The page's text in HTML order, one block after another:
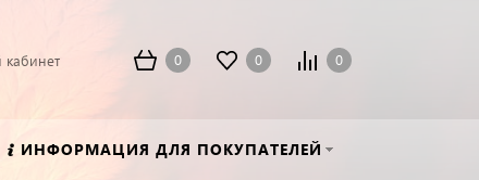
0 0 0
ИНФОРМАЦИЯ ДЛЯ ПОКУПАТЕЛЕЙ